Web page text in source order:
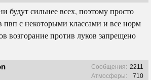
будут сильнее всех, поэтому просто
пвп с некоторыми классами и все норм
возгорание против луков запрещено
Сообщения: 2211
Атмосферы:
710